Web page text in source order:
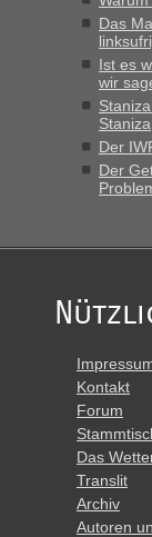
schnellsten?
„Derzeit, ist es
Polen. Zb.
Montag rüber,
Das
Ist es
wir
Staniza
Der
Der
Kontakt
Forum
Das
Translit
Archiv
Autoren